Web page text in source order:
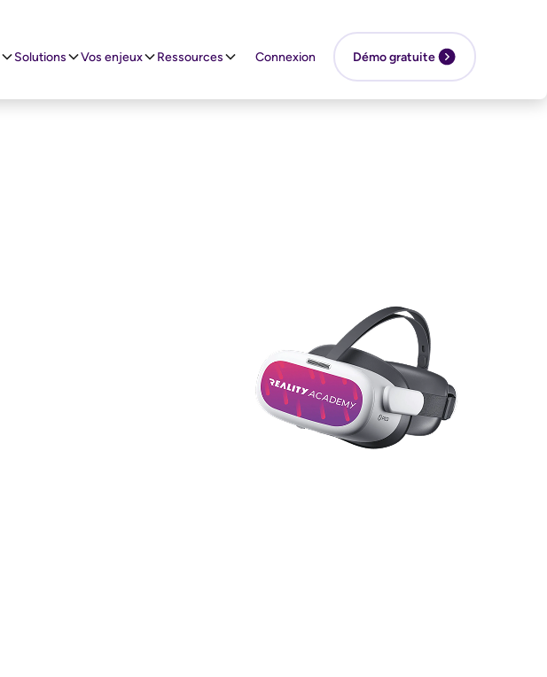
Solutions Vos enjeux Ressources Connexion Démo gratuite